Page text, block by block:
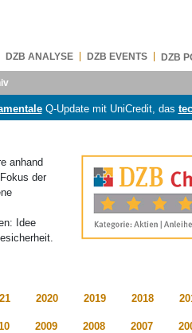
DZB ANALYSE DZB EVENTS DZB
Q-Update mit UniCredit, das
anhand
der
Idee
2020 2019 2018
2009 2008 2007